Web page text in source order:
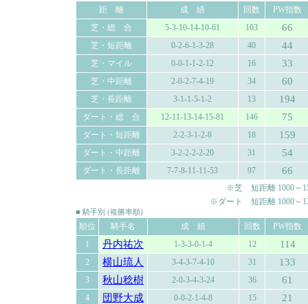
距 離 成 績 回数
PW指数
芝・総 合
5-3-10-14-10-61 103 66
芝・短距離 0-2-6-1-3-28 40 44
芝・マイル 0-0-1-1-2-12 16 33
芝・中距離 2-0-2-7-4-19 34 60
芝・長距離 3-1-1-5-1-2 13 194
ダート・総 合 12-11-13-14-15-81 146 75
ダート・短距離 2-2-3-1-2-8 18 159
ダート・中距離 3-2-2-2-2-20 31 54
ダート・長距離 7-7-8-11-11-53 97 66
※芝 短距離 1000～
※ダート 短距離 1000～
■ 騎手別 (複勝率順)
順位 騎手名 成 績 回数
PW指数
1
丹内祐次 1-3-3-0-1-4 12 114
2 横山琉人 3-4-3-7-4-10 31 133
3 秋山稔樹 2-0-3-4-3-24 36 61
4 団野大成 0-0-2-1-4-8 15 21